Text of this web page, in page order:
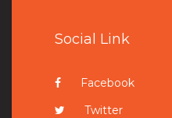
Social Link
Facebook
Twitter